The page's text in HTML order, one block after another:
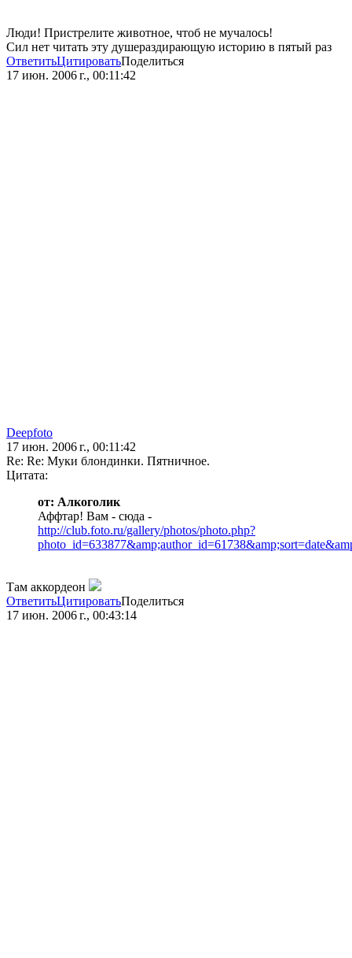
Люди! Пристрелите животное, чтоб не мучалось!
Сил нет читать эту душераздирающую историю в пятый раз
ОтветитьЦитироватьПоделиться
17 июн. 2006 г., 00:11:42
Deepfoto
17 июн. 2006 г., 00:11:42
Re: Re: Муки блондинки. Пятничное.
Цитата:
от: Алкоголик
Аффтар! Вам - сюда -
http://club.foto.ru/gallery/photos/photo.php?
Там аккордеон
ОтветитьЦитироватьПоделиться
17 июн. 2006 г., 00:43:14